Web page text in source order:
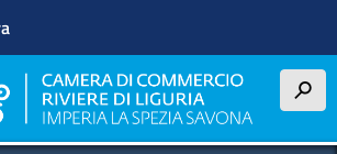
contenuto
principale
h